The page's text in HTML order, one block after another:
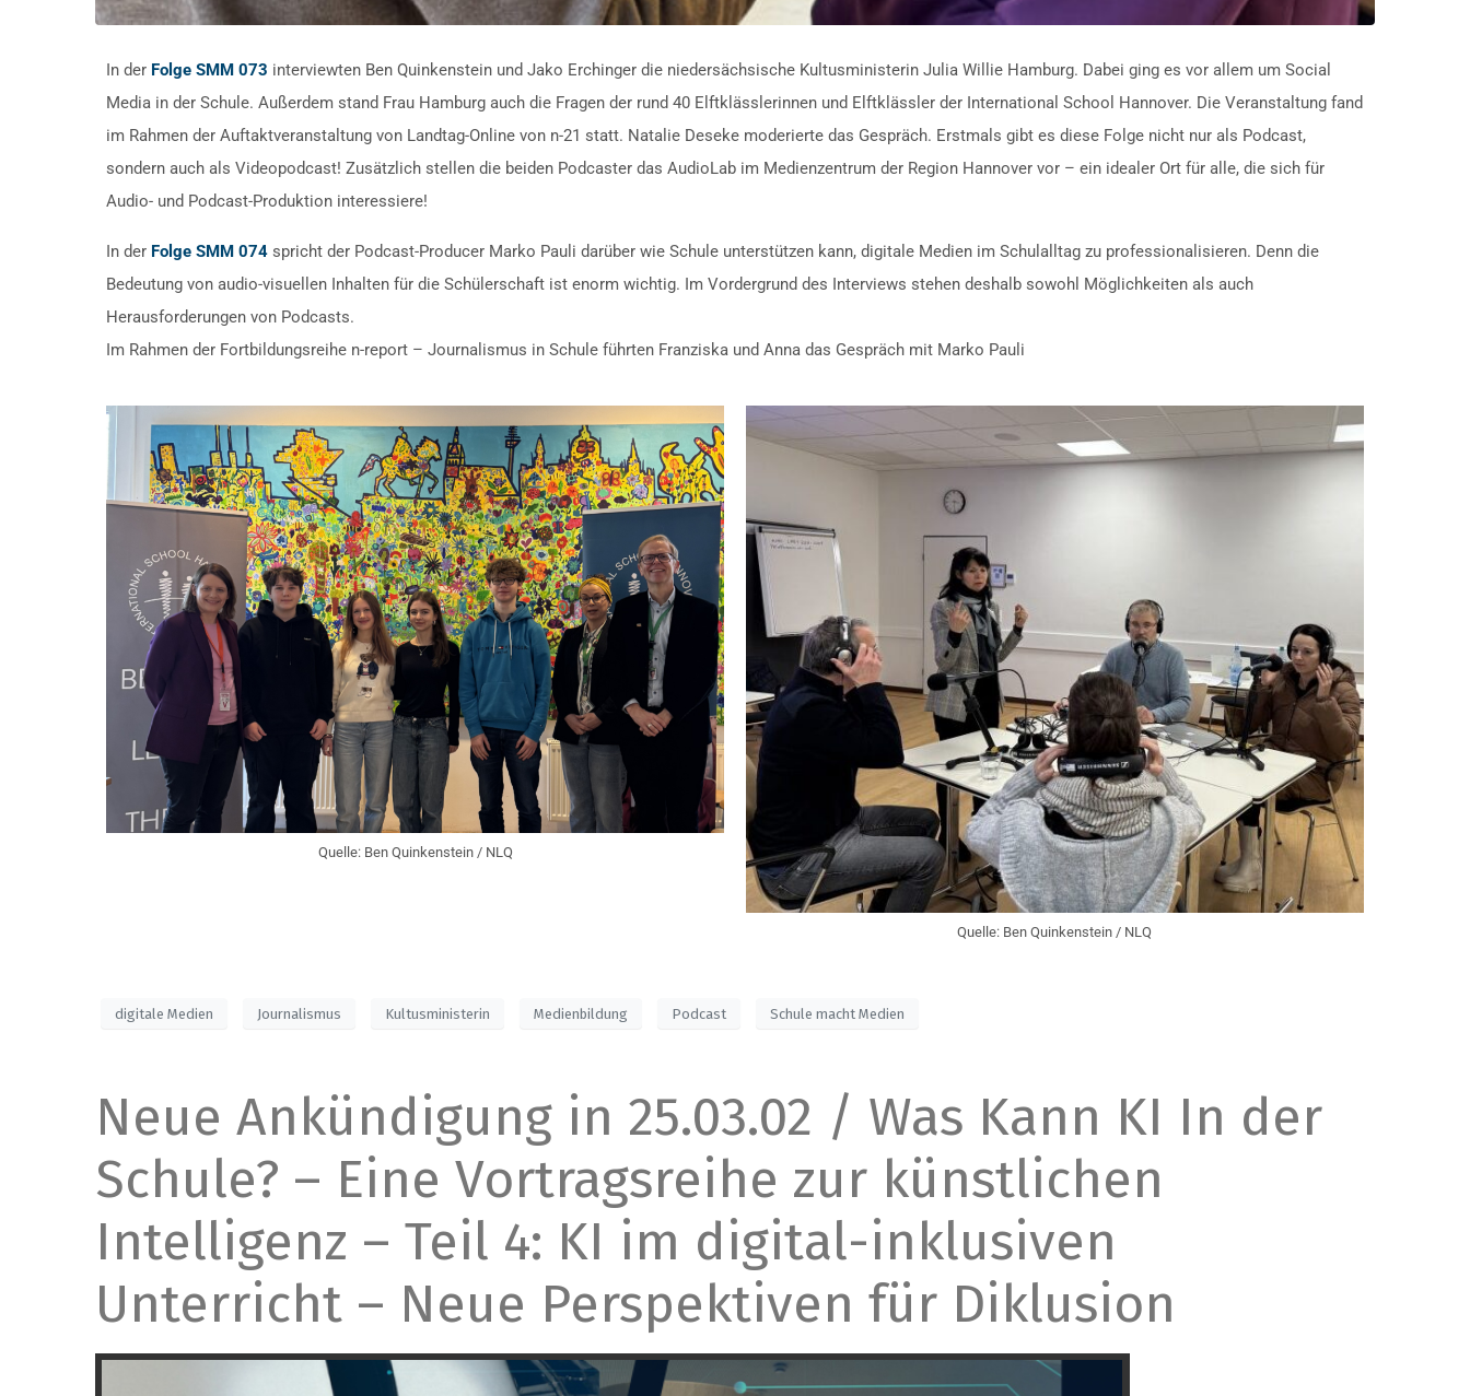
In der Folge SMM 073 interviewten Ben Quinkenstein und Jako Erchinger die niedersächsische Kultusministerin Julia Willie Hamburg. Dabei ging es vor allem um Social
Media in der Schule. Außerdem stand Frau Hamburg auch die Fragen der rund 40 Elftklässlerinnen und Elftklässler der International School Hannover. Die Veranstaltung fand
im Rahmen der Auftaktveranstaltung von Landtag-Online von n-21 statt. Natalie Deseke moderierte das Gespräch. Erstmals gibt es diese Folge nicht nur als Podcast,
sondern auch als Videopodcast! Zusätzlich stellen die beiden Podcaster das AudioLab im Medienzentrum der Region Hannover vor – ein idealer Ort für alle, die sich für
Audio- und Podcast-Produktion interessiere!
In der Folge SMM 074 spricht der Podcast-Producer Marko Pauli darüber wie Schule unterstützen kann, digitale Medien im Schulalltag zu professionalisieren. Denn die
Bedeutung von audio-visuellen Inhalten für die Schülerschaft ist enorm wichtig. Im Vordergrund des Interviews stehen deshalb sowohl Möglichkeiten als auch
Herausforderungen von Podcasts.
Im Rahmen der Fortbildungsreihe n-report – Journalismus in Schule führten Franziska und Anna das Gespräch mit Marko Pauli
Quelle: Ben Quinkenstein / NLQ
Quelle: Ben Quinkenstein / NLQ
digitale Medien Journalismus Kultusministerin Medienbildung Podcast Schule macht Medien
Neue Ankündigung in 25.03.02 / Was Kann KI In der
Schule? – Eine Vortragsreihe zur künstlichen
Intelligenz – Teil 4: KI im digital-inklusiven
Unterricht – Neue Perspektiven für Diklusion